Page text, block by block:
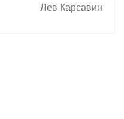
Лев Карсавин